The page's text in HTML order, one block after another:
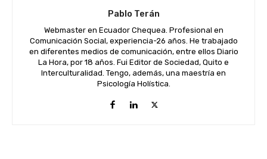
Pablo Terán
Webmaster en Ecuador Chequea. Profesional en
Comunicación Social, experiencia-26 años. He trabajado
en diferentes medios de comunicación, entre ellos Diario
La Hora, por 18 años. Fui Editor de Sociedad, Quito e
Interculturalidad. Tengo, además, una maestría en
Psicología Holística.